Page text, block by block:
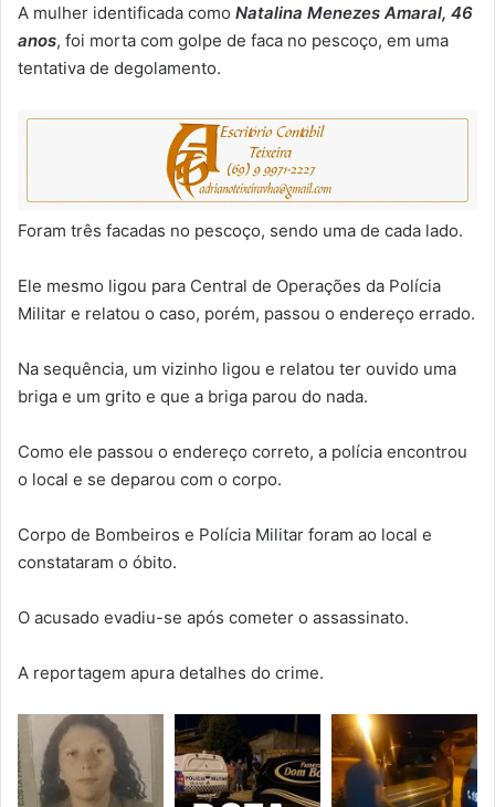
A mulher identificada como Natalina Menezes Amaral, 46
anos, foi morta com golpe de faca no pescoço, em uma
tentativa de degolamento.
Foram três facadas no pescoço, sendo uma de cada lado.
Ele mesmo ligou para Central de Operações da Polícia
Militar e relatou o caso, porém, passou o endereço errado.
Na sequência, um vizinho ligou e relatou ter ouvido uma
briga e um grito e que a briga parou do nada.
Como ele passou o endereço correto, a polícia encontrou
o local e se deparou com o corpo.
Corpo de Bombeiros e Polícia Militar foram ao local e
constataram o óbito.
O acusado evadiu-se após cometer o assassinato.
A reportagem apura detalhes do crime.